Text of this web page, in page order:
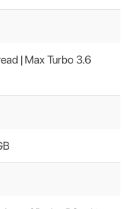
| Max Turbo 3.6